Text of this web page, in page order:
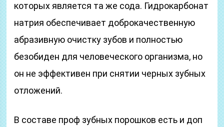
которых является та же сода. Гидрокарбонат
натрия обеспечивает доброкачественную
абразивную очистку зубов и полностью
безобиден для человеческого организма, но
он не эффективен при снятии черных зубных
отложений.
В составе проф зубных порошков есть и доп